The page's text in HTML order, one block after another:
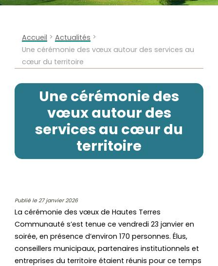
Accueil > Actualités >
Une cérémonie des vœux autour des services au
cœur du territoire
Une cérémonie des
vœux autour des
services au cœur du
territoire
Publié le 27 janvier 2026
La cérémonie des vœux de Hautes Terres
Communauté s’est tenue ce vendredi 23 janvier en
soirée, en présence d’environ 170 personnes. Élus,
conseillers municipaux, partenaires institutionnels et
entreprises du territoire étaient réunis pour ce temps